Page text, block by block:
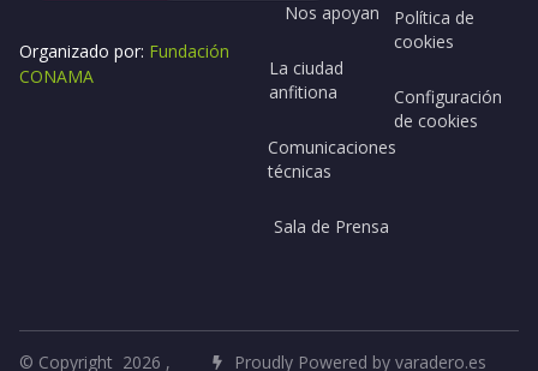
Organizado por: Fundación
CONAMA
Nos apoyan
La ciudad
anfitiona
Comunicaciones
técnicas
Sala de Prensa
Política de
cookies
Configuración
de cookies
© Copyright 2026 , Proudly Powered by varadero.es